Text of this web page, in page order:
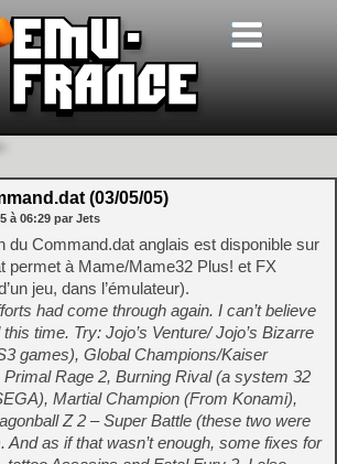
(03/05/05)
à 06:29 par Jets
du Command.dat anglais est disponible sur
permet à Mame/Mame32 Plus! et FX
jeu, dans l’émulateur).
had come through again. I can’t believe
time. Try: Jojo’s Venture/ Jojo’s Bizarre
games), Global Champions/Kaiser
Rage 2, Burning Rival (a system 32
Martial Champion (From Konami),
Z 2 – Super Battle (these two were
And as if that wasn’t enough, some fixes for